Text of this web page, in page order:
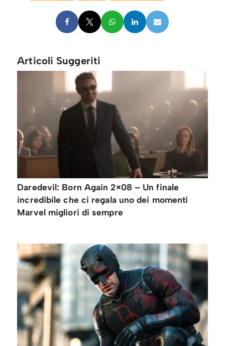
Articoli Suggeriti
Daredevil: Born Again 2×08 – Un finale
incredibile che ci regala uno dei momenti
Marvel migliori di sempre